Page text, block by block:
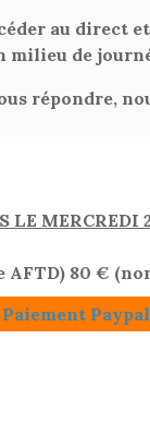
au direct
milieu de
répondre,
LE MERCREDI
AFTD) 80 €